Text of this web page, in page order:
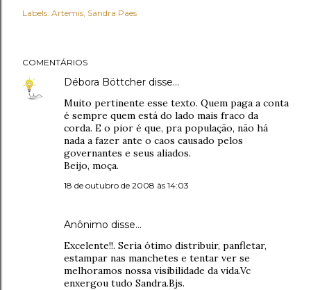
Labels: Artemis Sandra Paes
COMENTÁRIOS
Débora Böttcher disse…
Muito pertinente esse texto. Quem paga a conta
é sempre quem está do lado mais fraco da
corda. E o pior é que, pra população, não há
nada a fazer ante o caos causado pelos
governantes e seus aliados.
Beijo, moça.
18 de outubro de 2008 às 14:03
Anônimo disse…
Excelente!!. Seria ótimo distribuir, panfletar,
estampar nas manchetes e tentar ver se
melhoramos nossa visibilidade da vida.Vc
enxergou tudo Sandra.Bjs.